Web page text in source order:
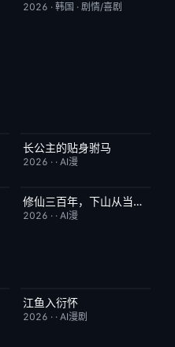
2026 · 韩国 · 剧情/喜剧
完结
长公主的贴身驸马
2026 · · AI漫
完结 5.0修仙三百年，下山从当奶爸开始
2026 · · AI漫
完结
江鱼入衍怀
2026 · · AI漫剧